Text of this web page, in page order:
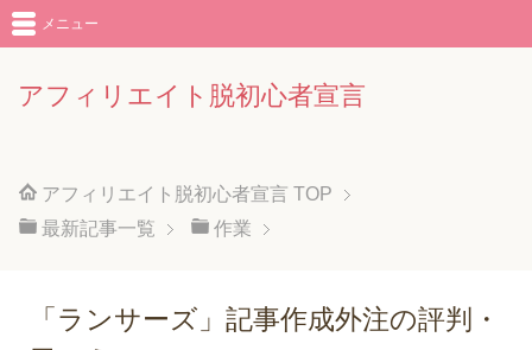
アフィリエイト脱初心者宣言
メニュー
アフィリエイト脱初心者宣言 TOP
最新記事一覧
作業
「ランサーズ」記事作成外注の評判・